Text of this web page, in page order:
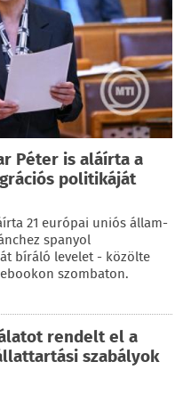
Péter is aláírta a
politikáját
21 európai uniós állam-
spanyol
bíráló levelet - közölte
szombaton.
rendelt el a
szabályok